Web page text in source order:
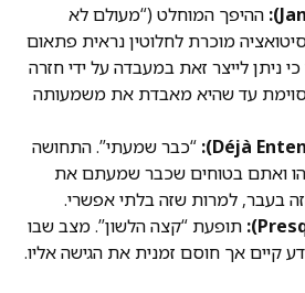
ההיפך המוחלט (“מעולם לא
מוכרת לחלוטין נראית פתאום
ניתן לייצר זאת במעבדה על ידי חזרה
עד שהיא מאבדת את משמעותה
“כבר שמעתי”. התחושה
ואתם בטוחים שכבר שמעתם את
בעבר, למרות שזה בלתי אפשרי.
תופעת “קצה הלשון”. מצב שבו
קיים אך חוסם זמנית את הגישה אליו.